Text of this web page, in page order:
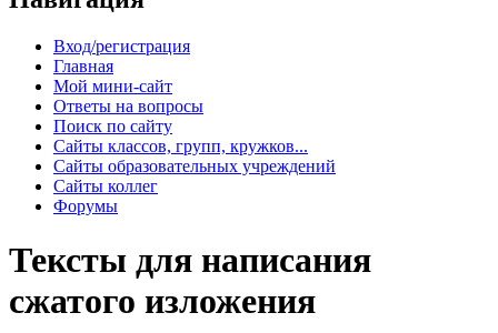
Вход/регистрация
Главная
Мой мини-сайт
Ответы на вопросы
Поиск по сайту
Сайты классов, групп, кружков...
Сайты образовательных учреждений
Сайты коллег
Форумы
Тексты для написания
сжатого изложения